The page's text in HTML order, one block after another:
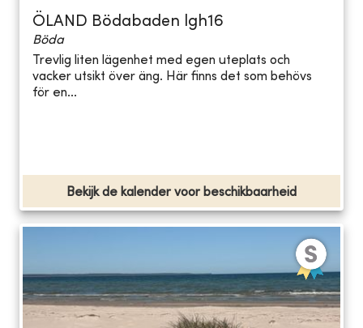
ÖLAND Bödabaden lgh16
Böda
Trevlig liten lägenhet med egen uteplats och
vacker utsikt över äng. Här finns det som behövs
för en...
Bekijk de kalender voor beschikbaarheid